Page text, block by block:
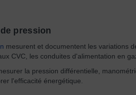
pression
mesurent et documentent les variations
CVC, les conduites d'alimentation en
la pression différentielle,
l'efficacité énergétique.